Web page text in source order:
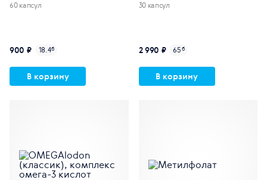
60 капсул
900 ₽ 18.4б
В корзину
30 капсул
2 990 ₽ 65б
В корзину